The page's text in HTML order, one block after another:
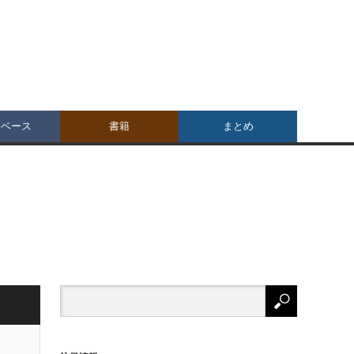
ース 書籍 まとめ